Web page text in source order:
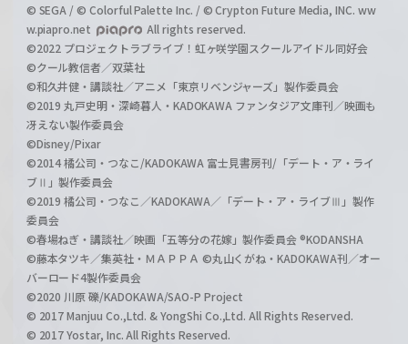
© SEGA / © Colorful Palette Inc. / © Crypton Future Media, INC. ww
w.piapro.net
All rights reserved.
©2022 プロジェクトラブライブ！虹ヶ咲学園スクールアイドル同好会
©クール教信者／双葉社
©和久井健・講談社／アニメ「東京リベンジャーズ」製作委員会
©2019 丸戸史明・深崎暮人・KADOKAWA ファンタジア文庫刊／映画も
冴えない製作委員会
©Disney/Pixar
©2014 橘公司・つなこ/KADOKAWA 富士見書房刊/「デート・ア・ライ
ブⅡ」製作委員会
©2019 橘公司・つなこ／KADOKAWA／「デート・ア・ライブⅢ」製作
委員会
©春場ねぎ・講談社／映画「五等分の花嫁」製作委員会 ®KODANSHA
©藤本タツキ／集英社・ＭＡＰＰＡ ©丸山くがね・KADOKAWA刊／オー
バーロード4製作委員会
©2020 川原 礫/KADOKAWA/SAO-P Project
© 2017 Manjuu Co.,Ltd. & YongShi Co.,Ltd. All Rights Reserved.
© 2017 Yostar, Inc. All Rights Reserved.